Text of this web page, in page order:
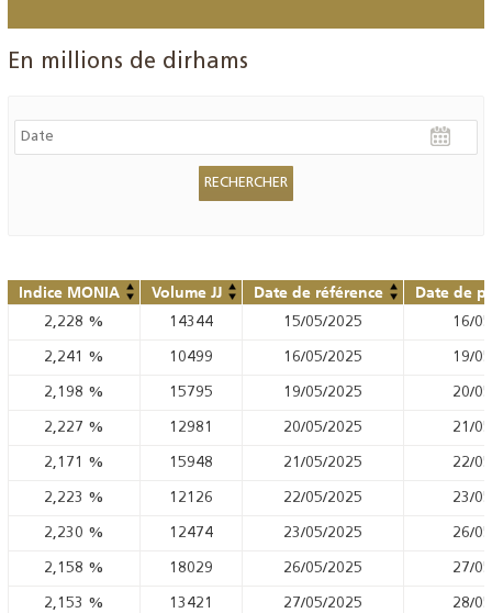
En millions de dirhams
Indice MONIA Volume JJ Date de référence Date de
2,228 % 14344 15/05/2025 16/
2,241 % 10499 16/05/2025 19/
2,198 % 15795 19/05/2025 20/
2,227 % 12981 20/05/2025 21/
2,171 % 15948 21/05/2025 22/
2,223 % 12126 22/05/2025 23/
2,230 % 12474 23/05/2025 26/
2,158 % 18029 26/05/2025 27/
2,153 % 13421 27/05/2025 28/